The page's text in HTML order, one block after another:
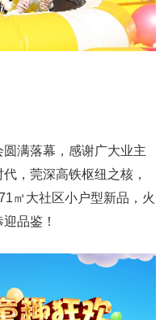
满落幕，感谢广大业主
，莞深高铁枢纽之核，
㎡大社区小户型新品，火
品鉴！